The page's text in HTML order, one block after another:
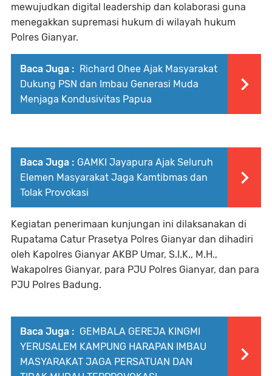
mewujudkan digital leadership dan kolaborasi guna
menegakkan supremasi hukum di wilayah hukum
Polres Gianyar.
Baca Juga : Richard Ohee Ajak Masyarakat
Dukung PSN dan Imbau Generasi Muda
Menjaga Kondusivitas Papua
Baca Juga : GAMKI Jayapura Ajak Seluruh
Elemen Masyarakat Jaga Kamtibmas dan
Tolak Provokasi
Kegiatan penerimaan kunjungan ini dilaksanakan di
Rupatama Catur Prasetya Polres Gianyar dan dihadiri
oleh Kapolres Gianyar AKBP Umar, S.I.K., M.H.,
Wakapolres Gianyar, para PJU Polres Gianyar, dan para
PJU Polres Badung.
Baca Juga : GEMBALA GEREJA KINGMI
YERUSALEM KAMPUNG HARAPAN IMBAU
MASYARAKAT JAGA PERSATUAN DAN